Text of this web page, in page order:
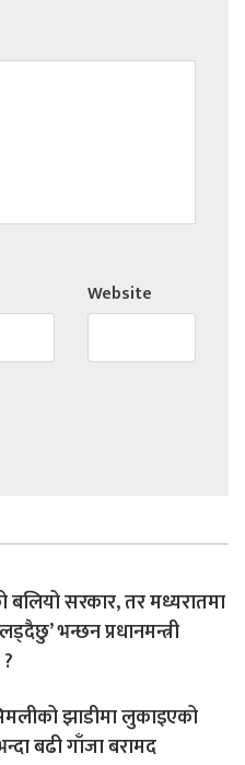
Website
बलियो सरकार, तर मध्यरातमा
भन्छन प्रधानमन्त्री
झाडीमा लुकाइएको
बढी गाँजा बरामद